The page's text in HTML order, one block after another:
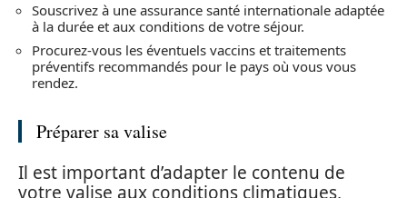
Souscrivez à une assurance santé internationale adaptée
à la durée et aux conditions de votre séjour.
Procurez-vous les éventuels vaccins et traitements
préventifs recommandés pour le pays où vous vous
rendez.
Préparer sa valise
Il est important d’adapter le contenu de
votre valise aux conditions climatiques,